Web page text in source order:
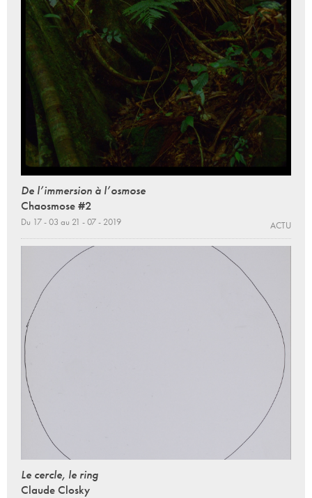
De l’immersion à l’osmose
Chaosmose #2
Du 17 - 03 au 21 - 07 - 2019 ACTU
Le cercle, le ring
Claude Closky